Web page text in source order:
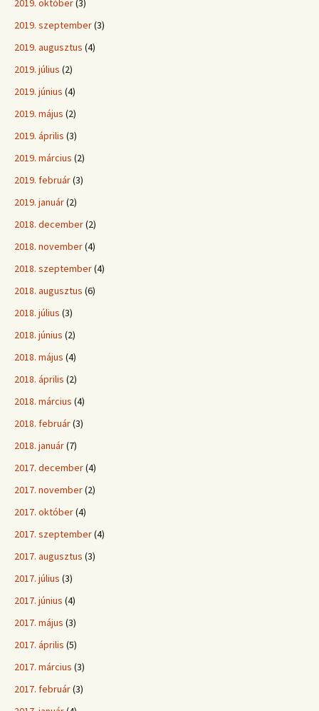
2019. október(3)
2019. szeptember(3)
2019. augusztus (4)
2019. július (2)
2019. június (4)
2019. május (2)
2019. április (3)
2019. március (2)
2019. február(3)
2019. január(2)
2018. december(2)
2018. november(4)
2018. szeptember(4)
2018. augusztus (6)
2018. július (3)
2018. június (2)
2018. május (4)
2018. április (2)
2018. március (4)
2018. február(3)
2018. január(7)
2017. december(4)
2017. november(2)
2017. október(4)
2017. szeptember(4)
2017. augusztus (3)
2017. július (3)
2017. június (4)
2017. május (3)
2017. április (5)
2017. március (3)
2017. február(3)